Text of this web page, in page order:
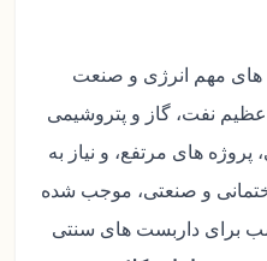
های مهم انرژی و صنعت
نفت، گاز و پتروشیمی
های مرتفع، و نیاز به
و صنعتی، موجب شده
برای داربست های سنتی